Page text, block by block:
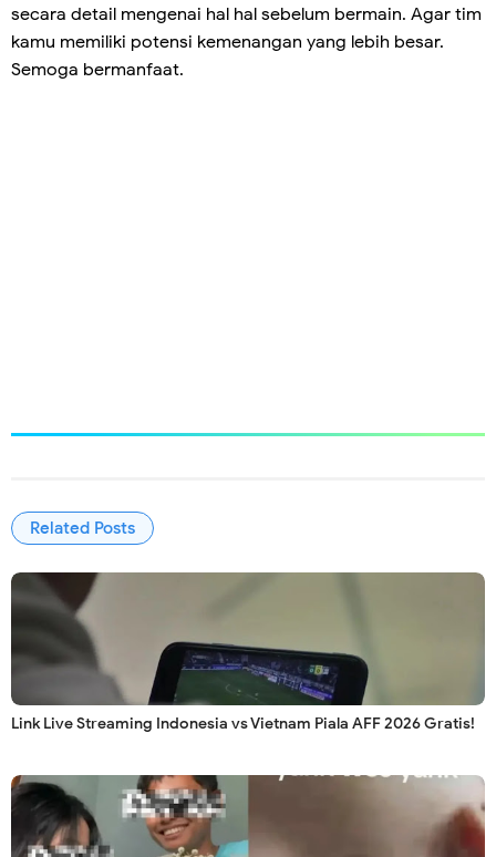
secara detail mengenai hal hal sebelum bermain. Agar tim
kamu memiliki potensi kemenangan yang lebih besar.
Semoga bermanfaat.
Related Posts
Link Live Streaming Indonesia vs Vietnam Piala AFF 2026 Gratis!